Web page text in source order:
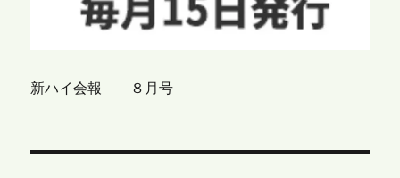
新ハイ会報 ８月号